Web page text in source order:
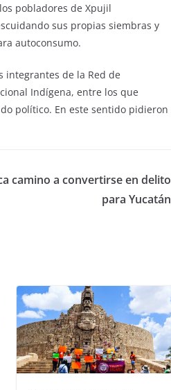
pobladores de Xpujil
sus propias siembras y
autoconsumo.
integrantes de la Red de
Indígena, entre los que
político. En este sentido pidieron
camino a convertirse en delito
para Yucatán